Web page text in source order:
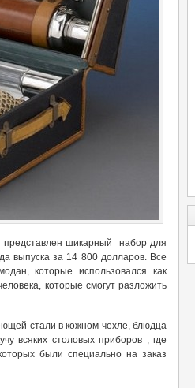
представлен шикарный набор для
выпуска за 14 800 долларов. Все
которые использовался как
которые смогут разложить
стали в кожном чехле, блюдца
всяких столовых приборов , где
были специально на заказ